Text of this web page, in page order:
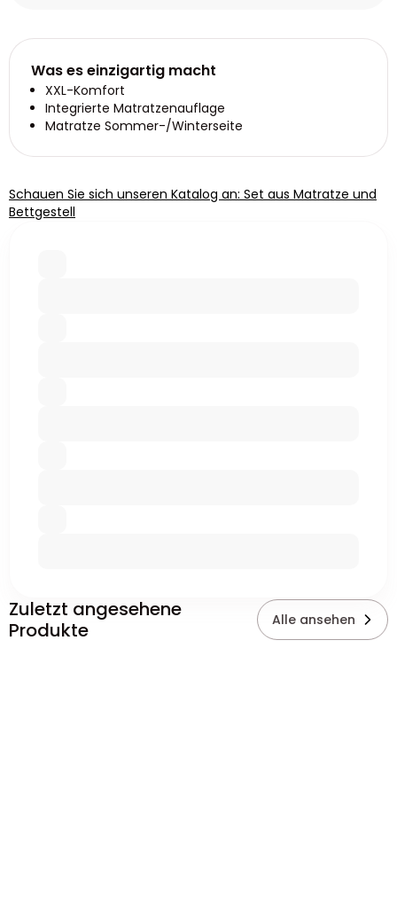
Was es einzigartig macht
XXL-Komfort
Integrierte Matratzenauflage
Matratze Sommer-/Winterseite
Schauen Sie sich unseren Katalog an: Set aus Matratze und
Bettgestell
Zuletzt angesehene
Produkte
Alle ansehen